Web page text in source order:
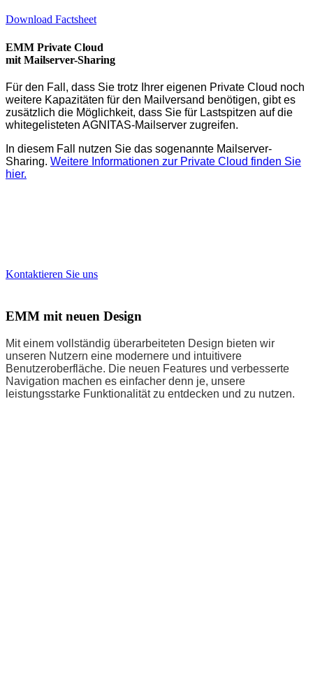
Download Factsheet
EMM Private Cloud
mit Mailserver-Sharing
Für den Fall, dass Sie trotz Ihrer eigenen Private Cloud noch
weitere Kapazitäten für den Mailversand benötigen, gibt es
zusätzlich die Möglichkeit, dass Sie für Lastspitzen auf die
whitegelisteten AGNITAS-Mailserver zugreifen.
In diesem Fall nutzen Sie das sogenannte Mailserver-
Sharing. Weitere Informationen zur Private Cloud finden Sie
hier.
Kontaktieren Sie uns
EMM mit neuen Design
Mit einem vollständig überarbeiteten Design bieten wir
unseren Nutzern eine modernere und intuitivere
Benutzeroberfläche. Die neuen Features und verbesserte
Navigation machen es einfacher denn je, unsere
leistungsstarke Funktionalität zu entdecken und zu nutzen.